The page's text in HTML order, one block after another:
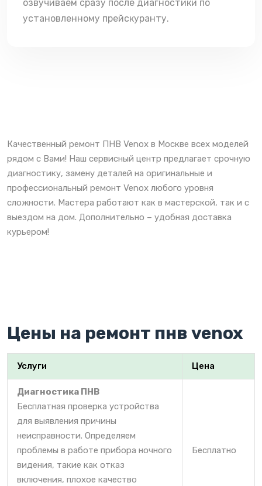
озвучиваем сразу после диагностики по
установленному прейскуранту.
Качественный ремонт ПНВ Venox в Москве всех моделей
рядом с Вами! Наш сервисный центр предлагает срочную
диагностику, замену деталей на оригинальные и
профессиональный ремонт Venox любого уровня
сложности. Мастера работают как в мастерской, так и с
выездом на дом. Дополнительно – удобная доставка
курьером!
Цены на ремонт пнв venox
Услуги Цена
Диагностика ПНВ
Бесплатная проверка устройства
для выявления причины
неисправности. Определяем
проблемы в работе прибора ночного
видения, такие как отказ
включения, плохое качество
Бесплатно